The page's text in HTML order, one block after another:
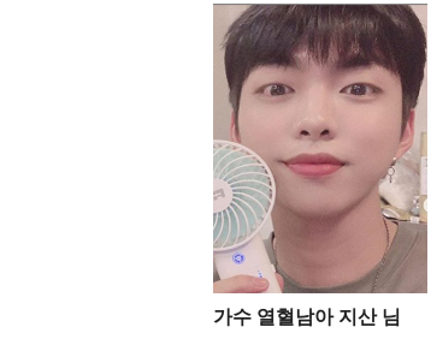
가수 열혈남아 지산 님